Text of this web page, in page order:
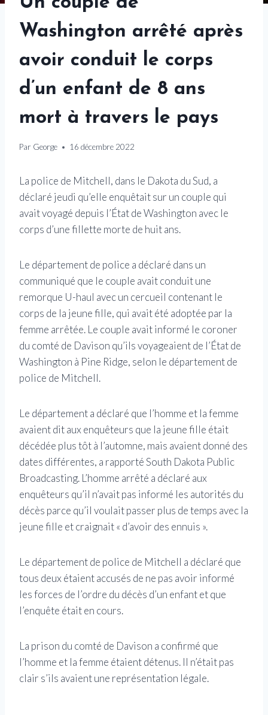
Washington arrêté après
avoir conduit le corps
d’un enfant de 8 ans
mort à travers le pays
Par George 16 décembre 2022
La police de Mitchell, dans le Dakota du Sud, a
déclaré jeudi qu’elle enquêtait sur un couple qui
avait voyagé depuis l’État de Washington avec le
corps d’une fillette morte de huit ans.
Le département de police a déclaré dans un
communiqué que le couple avait conduit une
remorque U-haul avec un cercueil contenant le
corps de la jeune fille, qui avait été adoptée par la
femme arrêtée. Le couple avait informé le coroner
du comté de Davison qu’ils voyageaient de l’État de
Washington à Pine Ridge, selon le département de
police de Mitchell.
Le département a déclaré que l’homme et la femme
avaient dit aux enquêteurs que la jeune fille était
décédée plus tôt à l’automne, mais avaient donné des
dates différentes, a rapporté South Dakota Public
Broadcasting. L’homme arrêté a déclaré aux
enquêteurs qu’il n’avait pas informé les autorités du
décès parce qu’il voulait passer plus de temps avec la
jeune fille et craignait « d’avoir des ennuis ».
Le département de police de Mitchell a déclaré que
tous deux étaient accusés de ne pas avoir informé
les forces de l’ordre du décès d’un enfant et que
l’enquête était en cours.
La prison du comté de Davison a confirmé que
l’homme et la femme étaient détenus. Il n’était pas
clair s’ils avaient une représentation légale.